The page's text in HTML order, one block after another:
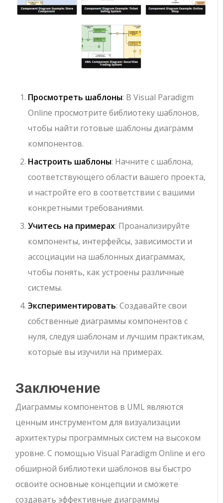
Просмотреть шаблоны: В Visual Paradigm
Online просмотрите библиотеку шаблонов,
чтобы найти готовые шаблоны диаграмм
компонентов.
Настроить шаблоны: Начните с шаблона,
соответствующего области вашего проекта,
и настройте его в соответствии с вашими
конкретными требованиями.
Учитесь на примерах: Проанализируйте
компоненты, интерфейсы, зависимости и
ассоциации на шаблонных диаграммах,
чтобы понять, как устроены различные
системы.
Экспериментировать: Создавайте свои
собственные диаграммы компонентов с
нуля, следуя шаблонам и лучшим практикам,
которые вы изучили на примерах.
Заключение
Диаграммы компонентов в UML являются
ценным инструментом для визуализации
архитектуры программных систем на высоком
уровне. С помощью Visual Paradigm Online и его
обширной библиотеки шаблонов вы быстро
освоите основные концепции и сможете
создавать эффективные диаграммы